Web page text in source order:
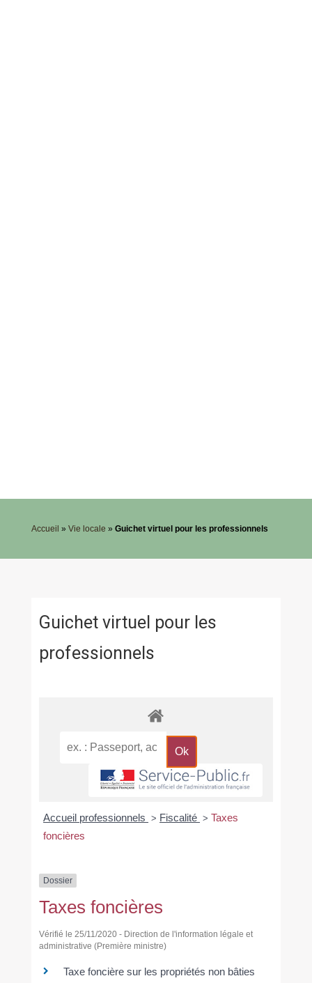
Accueil » Vie locale » Guichet virtuel pour les professionnels
Guichet virtuel pour les
professionnels
Accueil professionnels > Fiscalité > Taxes
foncières
Dossier
Taxes foncières
Vérifié le 25/11/2020 - Direction de l'information légale et
administrative (Première ministre)
Taxe foncière sur les propriétés non bâties